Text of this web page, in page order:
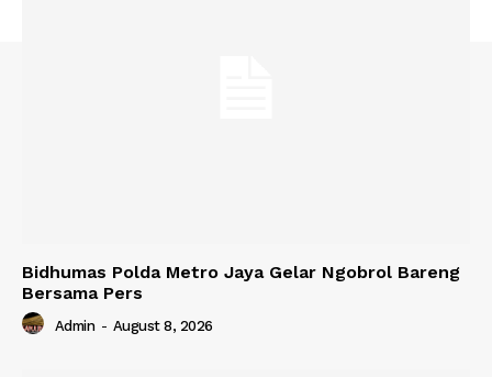
Bidhumas Polda Metro Jaya Gelar Ngobrol Bareng
Bersama Pers
Admin - August 8, 2026